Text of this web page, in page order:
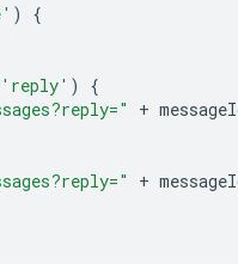
)
{
'reply' )
{
+
+